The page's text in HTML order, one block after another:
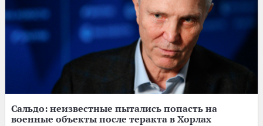
Сальдо: неизвестные пытались попасть на
военные объекты после теракта в Хорлах